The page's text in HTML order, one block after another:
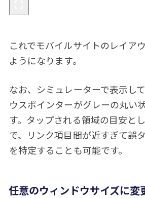
これでモバイルサイトのレイア
ようになります。
なお、シミュレーターで表示し
ウスポインターがグレーの丸い
す。タップされる領域の目安と
で、リンク項目間が近すぎて誤
を特定することも可能です。
任意のウィンドウサイズに変